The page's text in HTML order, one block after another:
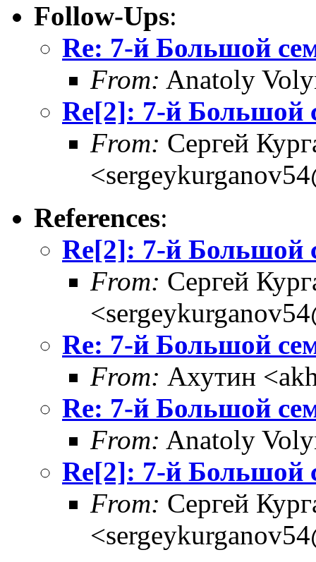
Follow-Ups:
Re: 7-й Большой
From: Anatoly
Re[2]: 7-й Большой
From: Сергей
References:
Re[2]: 7-й Большой
From: Сергей
Re: 7-й Большой
From: Ахутин
Re: 7-й Большой
From: Anatoly
Re[2]: 7-й Большой
From: Сергей